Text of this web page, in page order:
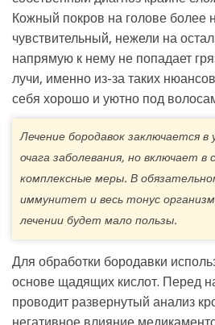
Кожный покров на голове более
чувствительный, нежели на
напрямую к нему не попадает
лучи, именно из-за таких
себя хорошо и уютно под
Лечение бородавок заключается в
очага заболевания, но включает в
комплексные меры. В
иммунитет и весь тонус
лечении будет мало пользы.
Для обработки бородавки
основе щадящих кислот. Перед
проводит развернутый анализ